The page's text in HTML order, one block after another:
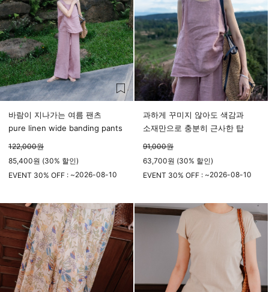
바람이 지나가는 여름 팬츠
pure linen wide banding pants
122,000원
85,400원 (30% 할인)
EVENT 30% OFF : ~2026-08-10
과하게 꾸미지 않아도 색감과
소재만으로 충분히 근사한 탑
91,000원
63,700원 (30% 할인)
EVENT 30% OFF : ~2026-08-10